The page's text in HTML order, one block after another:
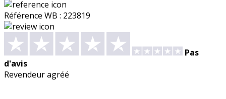
Référence WB : 223819
Pas
d'avis
Revendeur agréé